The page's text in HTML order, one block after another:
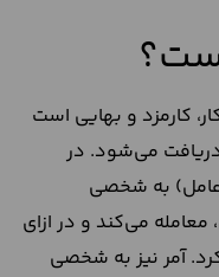
کارمزد و بهایی است
می‌شود. در
به شخصی
می‌کند و در ازای
آمر نیز به شخصی